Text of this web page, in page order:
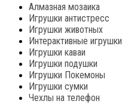
Алмазная мозаика
Игрушки антистресс
Игрушки животных
Интерактивные игрушки
Игрушки каваи
Игрушки подушки
Игрушки Покемоны
Игрушки сумки
Чехлы на телефон